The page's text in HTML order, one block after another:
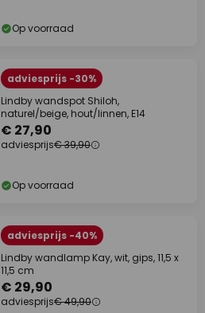
Op voorraad
adviesprijs -30%
Lindby wandspot Shiloh,
naturel/beige, hout/linnen, E14
€ 27,90
adviesprijs€ 39,90
Op voorraad
adviesprijs -40%
Lindby wandlamp Kay, wit, gips, 11,5 x
11,5 cm
€ 29,90
adviesprijs€ 49,90